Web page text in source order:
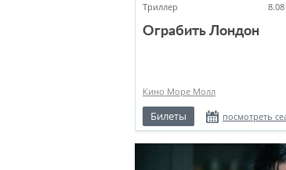
Триллер
Ограбить Лондон
Кино Море Молл
Билеты посмотреть